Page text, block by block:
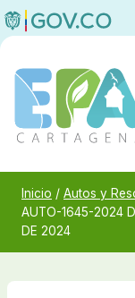
Saltar
al
Inicio / Autos y
AUTO-1645-2024
DE 2024